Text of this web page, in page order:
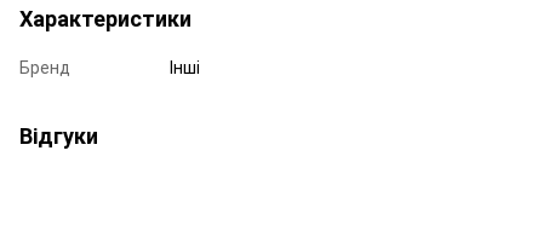
Характеристики
Бренд Інші
Відгуки